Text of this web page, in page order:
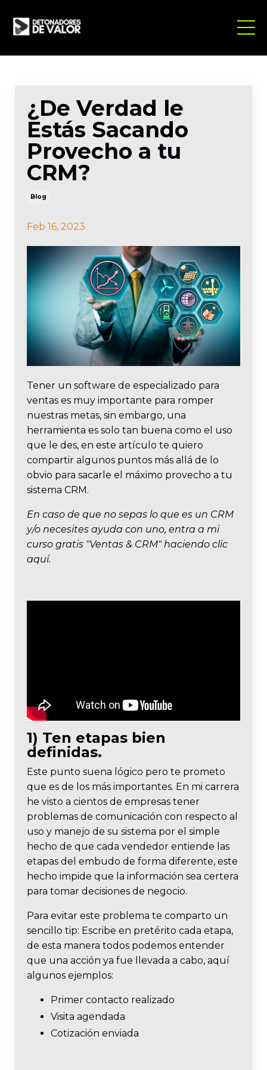
¿De Verdad le
Estás Sacando
Provecho a tu
CRM?
Blog
Feb 16, 2023
Tener un software de especializado para
ventas es muy importante para romper
nuestras metas, sin embargo, una
herramienta es solo tan buena como el uso
que le des, en este artículo te quiero
compartir algunos puntos más allá de lo
obvio para sacarle el máximo provecho a tu
sistema CRM.
En caso de que no sepas lo que es un CRM
y/o necesites ayuda con uno, entra a mi
curso gratis "Ventas & CRM" haciendo clic
aquí.
1) Ten etapas bien
definidas.
Este punto suena lógico pero te prometo
que es de los más importantes. En mi carrera
he visto a cientos de empresas tener
problemas de comunicación con respecto al
uso y manejo de su sistema por el simple
hecho de que cada vendedor entiende las
etapas del embudo de forma diferente, este
hecho impide que la información sea certera
para tomar decisiones de negocio.
Para evitar este problema te comparto un
sencillo tip: Escribe en pretérito cada etapa,
de esta manera todos podemos entender
que una acción ya fue llevada a cabo, aquí
algunos ejemplos:
Primer contacto realizado
Visita agendada
Cotización enviada